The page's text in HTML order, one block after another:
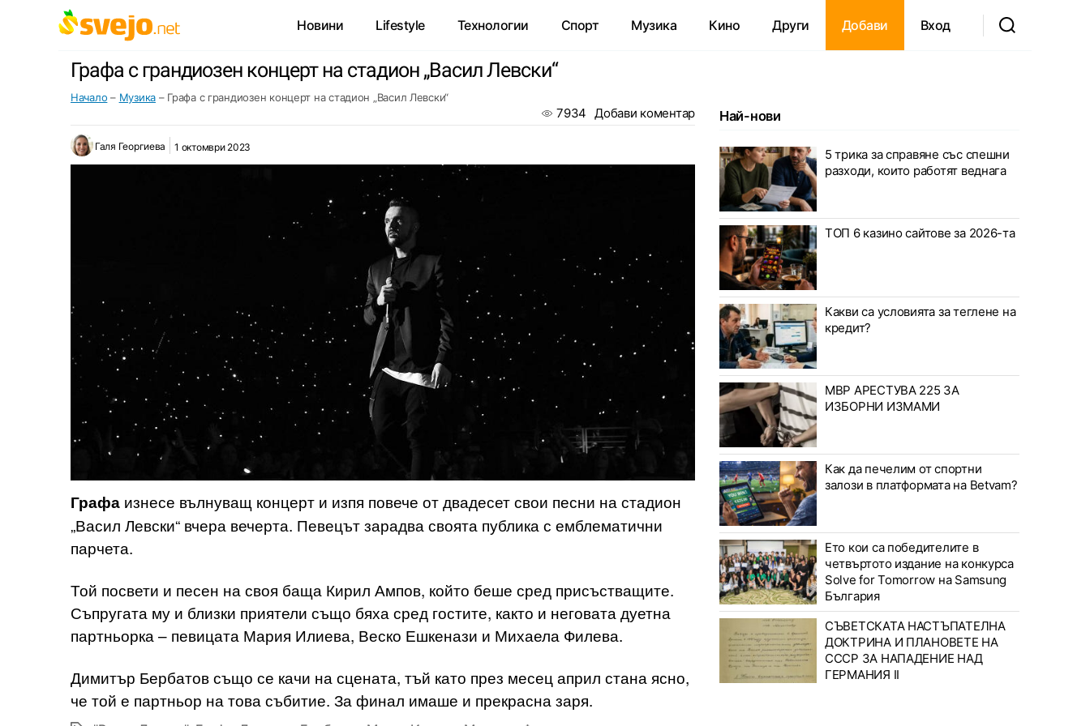
Новини Lifestyle Технологии Спорт Музика Кино Други Добави Вход
Графа с грандиозен концерт на стадион „Васил Левски“
Начало – Музика– Графа с грандиозен концерт на стадион „Васил Левски“
7934 Добави коментар
Галя Георгиева 1 октомври 2023
Графа изнесе вълнуващ концерт и изпя повече от двадесет свои песни на стадион
„Васил Левски“ вчера вечерта. Певецът зарадва своята публика с емблематични
парчета.
Той посвети и песен на своя баща Кирил Ампов, който беше сред присъстващите.
Съпругата му и близки приятели също бяха сред гостите, както и неговата дуетна
партньорка – певицата Мария Илиева, Веско Ешкенази и Михаела Филева.
Димитър Бербатов също се качи на сцената, тъй като през месец април стана ясно,
че той е партньор на това събитие. За финал имаше и прекрасна заря.
Най-нови
5 трика за справяне със спешни
разходи, които работят веднага
ТОП 6 казино сайтове за 2026-та
Какви са условията за теглене на
кредит?
МВР АРЕСТУВА 225 ЗА
ИЗБОРНИ ИЗМАМИ
Как да печелим от спортни
залози в платформата на Betvam?
Ето кои са победителите в
четвъртото издание на конкурса
Solve for Tomorrow на Samsung
България
СЪВЕТСКАТА НАСТЪПАТЕЛНА
ДОКТРИНА И ПЛАНОВЕТЕ НА
СССР ЗА НАПАДЕНИЕ НАД
ГЕРМАНИЯ II